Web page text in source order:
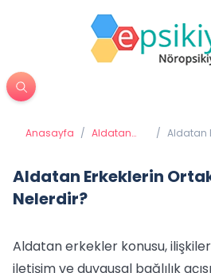
Anasayfa / Aldatan
/ Aldatan
Aldatan Erkeklerin
Nelerdir?
Aldatan erkekler konusu,
iletişim ve duygusal bağlılık